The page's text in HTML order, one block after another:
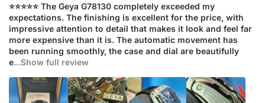
⭐⭐⭐⭐⭐ The Geya G78130 completely exceeded my
expectations. The finishing is excellent for the price, with
impressive attention to detail that makes it look and feel far
more expensive than it is. The automatic movement has
been running smoothly, the case and dial are beautifully
e...Show full review